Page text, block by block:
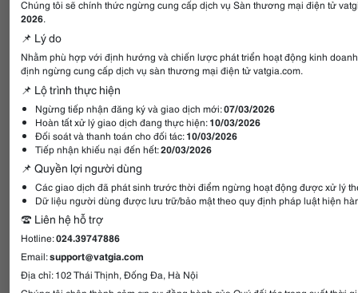
Chúng tôi sẽ chính thức ngừng cung cấp dịch vụ Sàn thương mại điện tử
2026.
📌 Lý do
Nhằm phù hợp với định hướng và chiến lược phát triển hoạt động kinh
định ngừng cung cấp dịch vụ sàn thương mại điện tử vatgia.com.
📌 Lộ trình thực hiện
Ngừng tiếp nhận đăng ký và giao dịch mới:07/03/2026
Hoàn tất xử lý giao dịch đang thực hiện:10/03/2026
Đối soát và thanh toán cho đối tác:10/03/2026
Tiếp nhận khiếu nại đến hết:20/03/2026
📌 Quyền lợi người dùng
Các giao dịch đã phát sinh trước thời điểm ngừng hoạt động được xử lý
Dữ liệu người dùng được lưu trữ/bảo mật theo quy định pháp luật hiện
☎️ Liên hệ hỗ trợ
Hotline:024.39747886
Email:support@vatgia.com
Địa chỉ: 102 Thái Thịnh, Đống Đa, Hà Nội